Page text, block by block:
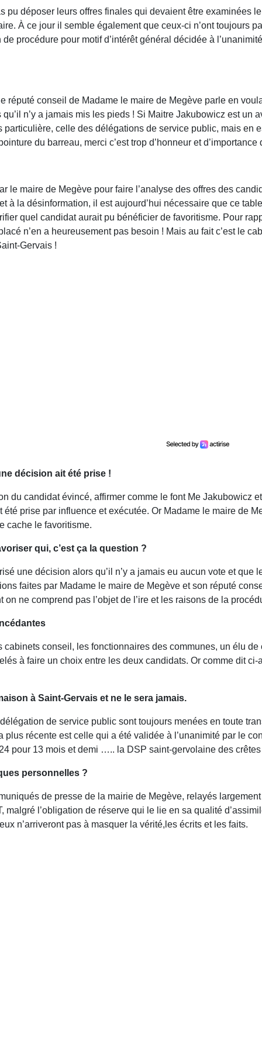
pu déposer leurs offres finales qui devaient être examinées
À ce jour il semble également que ceux-ci n’ont toujours
procédure pour motif d’intérêt général décidée à
réputé conseil de Madame le maire de Megève parle en
n’y a jamais mis les pieds ! Si Maitre Jakubowicz est un
particulière, celle des délégations de service public, mais en
du barreau, merci c’est trop d’honneur et
le maire de Megève pour faire l’analyse des offres des
à la désinformation, il est aujourd’hui nécessaire que ce
quel candidat aurait pu bénéficier de favoritisme. Pour
n’en a heureusement pas besoin ! Mais au fait c’est le
Gervais !
décision ait été prise !
du candidat évincé, affirmer comme le font Me Jakubowicz
prise par influence et exécutée. Or Madame le maire de
cache le favoritisme.
qui, c’est ça la question ?
une décision alors qu’il n’y a jamais eu aucun vote et que
faites par Madame le maire de Megève et son réputé
ne comprend pas l’objet de l’ire et les raisons de la
conseil, les fonctionnaires des communes, un élu
à faire un choix entre les deux candidats. Or comme dit ci-
à Saint-Gervais et ne le sera jamais.
de service public sont toujours menées en toute
récente est celle qui a été validée à l’unanimité par le
pour 13 mois et demi ….. la DSP saint-gervolaine des
personnelles ?
de presse de la mairie de Megève, relayés
l’obligation de réserve qui le lie en sa qualité
n’arriveront pas à masquer la vérité,les écrits et les faits.